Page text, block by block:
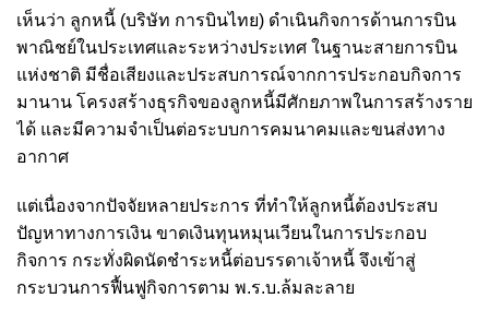
เห็นว่า ลูกหนี้ (บริษัท การบินไทย) ดำเนินกิจการด้านการบิน
พาณิชย์ในประเทศและระหว่างประเทศ ในฐานะสายการบิน
แห่งชาติ มีชื่อเสียงและประสบการณ์จากการประกอบกิจการ
มานาน โครงสร้างธุรกิจของลูกหนี้มีศักยภาพในการสร้างราย
ได้ และมีความจำเป็นต่อระบบการคมนาคมและขนส่งทาง
อากาศ
แต่เนื่องจากปัจจัยหลายประการ ที่ทำให้ลูกหนี้ต้องประสบ
ปัญหาทางการเงิน ขาดเงินทุนหมุนเวียนในการประกอบ
กิจการ กระทั่งผิดนัดชำระหนี้ต่อบรรดาเจ้าหนี้ จึงเข้าสู่
กระบวนการฟื้นฟูกิจการตาม พ.ร.บ.ล้มละลาย